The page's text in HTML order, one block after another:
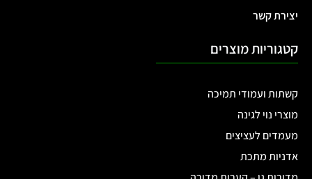
יצירת קשר
קטגוריות מוצרים
קשתות ועמודי תמיכה
מוצרי נוי לגינה
מעמדים לעציצים
אדניות מתכת